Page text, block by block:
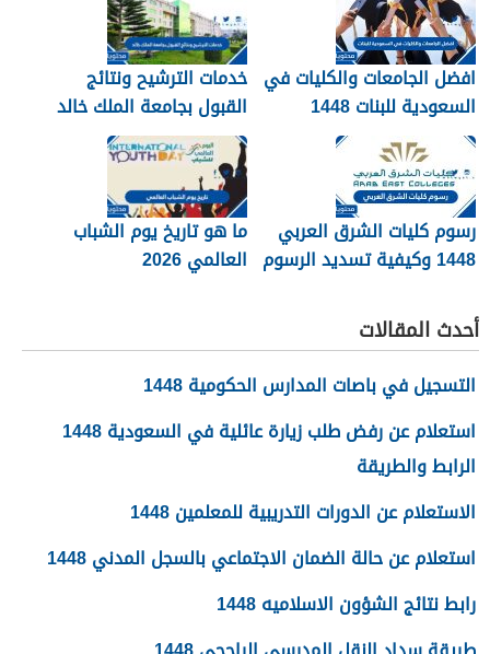
افضل الجامعات والكليات في
السعودية للبنات 1448
خدمات الترشيح ونتائج
القبول بجامعة الملك خالد
1448
رسوم كليات الشرق العربي
1448 وكيفية تسديد الرسوم
ما هو تاريخ يوم الشباب
العالمي 2026
أحدث المقالات
التسجيل في باصات المدارس الحكومية 1448
استعلام عن رفض طلب زيارة عائلية في السعودية 1448
الرابط والطريقة
الاستعلام عن الدورات التدريبية للمعلمين 1448
استعلام عن حالة الضمان الاجتماعي بالسجل المدني 1448
رابط نتائج الشؤون الاسلاميه 1448